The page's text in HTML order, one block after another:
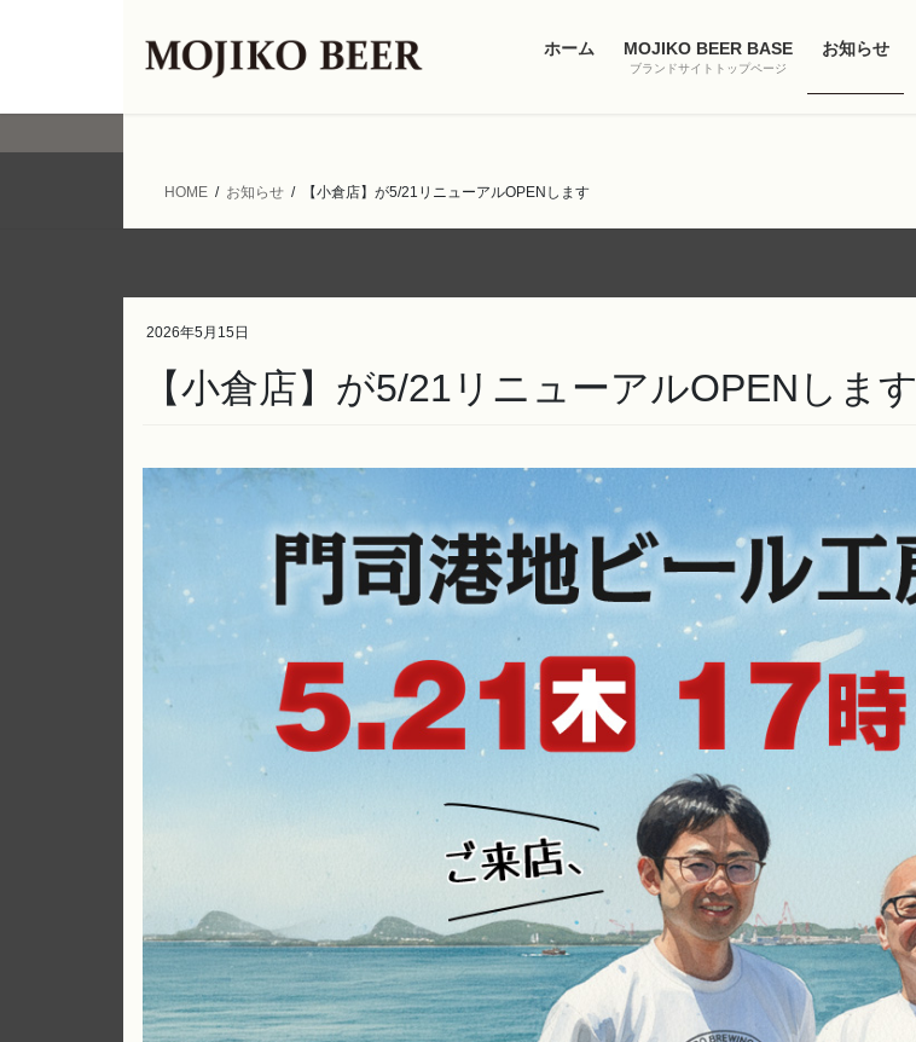
へ
ョ
ホーム MOJIKO BEER BASE
ブランドサイトトップページ
お知らせ
HOME お知らせ 【小倉店】が5/21リニューアルOPENします
2026年5月15日
【小倉店】が5/21リニューアルOPENします